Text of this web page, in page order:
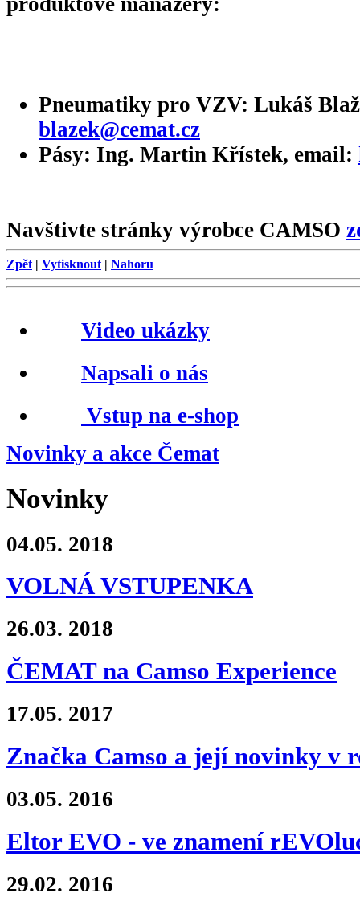
Pneumatiky pro VZV: Lukáš
blazek@cemat.cz
Pásy: Ing. Martin Křístek, email:
Navštivte stránky výrobce CAMSO
Zpět | Vytisknout | Nahoru
Video ukázky
Napsali o nás
Vstup na e-shop
Novinky a akce Čemat
Novinky
04.05. 2018
VOLNÁ VSTUPENKA
26.03. 2018
ČEMAT na Camso Experience
17.05. 2017
Značka Camso a její novinky v
03.05. 2016
Eltor EVO - ve znamení
29.02. 2016